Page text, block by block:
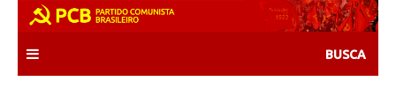
content